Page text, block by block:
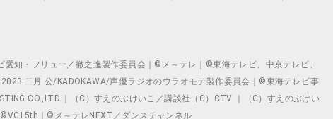
知・フリュー／徹之進製作委員会｜©メ～テレ｜©東海テレビ、中京テレビ、
二月 公/KADOKAWA/声優ラジオのウラオモテ製作委員会｜©東海テレビ事
CO.,LTD.｜（C）すえのぶけいこ／講談社（C）CTV ｜（C）すえのぶけい
｜©メ～テレNEXT／ダンスチャンネル